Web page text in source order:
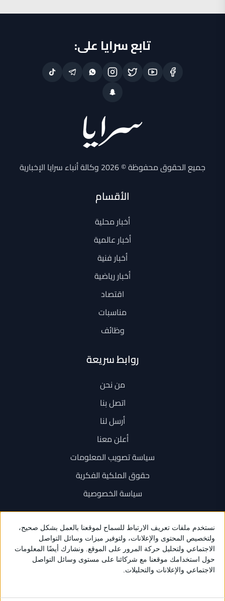
تابع سرايا على:
جميع الحقوق محفوظة © 2026 وكالة أنباء سرايا الإخبارية
الأقسام
أخبار محلية
أخبار عالمية
أخبار فنية
أخبار رياضية
اقتصاد
مناسبات
وظائف
روابط سريعة
من نحن
اتصل بنا
أرسل لنا
أعلن معنا
سياسة تصويب المعلومات
حقوق الملكية الفكرية
سياسة الخصوصية
اتصل بنا
+962 6 534 1777
+962 79 202 7000